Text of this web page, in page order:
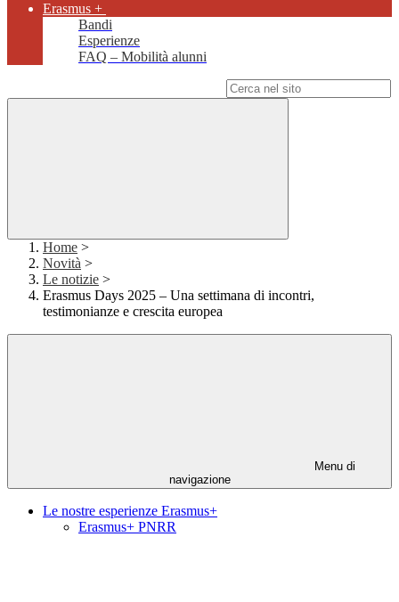
Erasmus +
Bandi
Esperienze
FAQ – Mobilità alunni
Home >
Novità >
Le notizie >
Erasmus Days 2025 – Una settimana di incontri,
testimonianze e crescita europea
Menu di
navigazione
Le nostre esperienze Erasmus+
Erasmus+ PNRR